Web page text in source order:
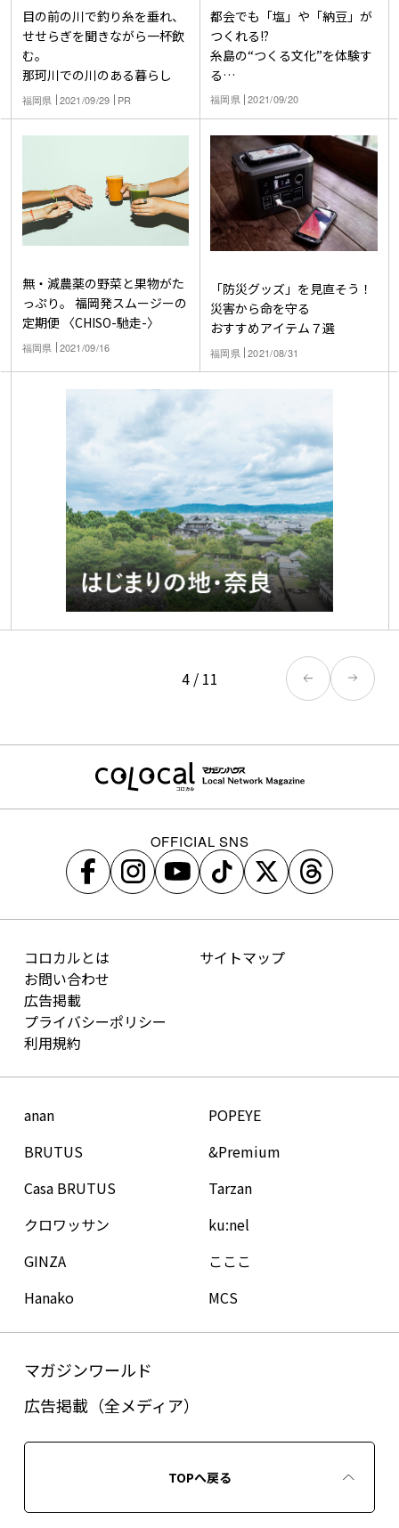
目の前の川で釣り糸を垂れ、
せせらぎを聞きながら一杯飲
む。
那珂川での川のある暮らし
福岡県 2021/09/29 PR
都会でも「塩」や「納豆」が
つくれる!?
糸島の“つくる文化”を体験す
る
暮らしのDIYキット
福岡県 2021/09/20
無・減農薬の野菜と果物がた
っぷり。 福岡発スムージーの
定期便 〈CHISO-馳走-〉
福岡県 2021/09/16
「防災グッズ」を見直そう！
災害から命を守る
おすすめアイテム７選
福岡県 2021/08/31
4 / 11
OFFICIAL SNS
コロカルとは
お問い合わせ
広告掲載
プライバシーポリシー
利用規約
サイトマップ
anan
BRUTUS
Casa BRUTUS
クロワッサン
GINZA
Hanako
POPEYE
&Premium
Tarzan
ku:nel
こここ
MCS
マガジンワールド
広告掲載（全メディア）
TOPへ戻る